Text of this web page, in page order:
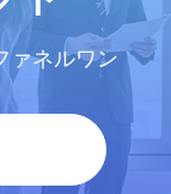
ァネルワン